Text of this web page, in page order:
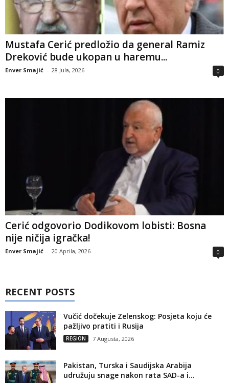
Mustafa Cerić predložio da general Ramiz
Dreković bude ukopan u haremu...
Enver Smajić - 28 Jula, 2026 0
Cerić odgovorio Dodikovom lobisti: Bosna
nije ničija igračka!
Enver Smajić - 20 Aprila, 2026 0
RECENT POSTS
Vučić dočekuje Zelenskog: Posjeta koju će
pažljivo pratiti i Rusija
REGION 7 Augusta, 2026
Pakistan, Turska i Saudijska Arabija
udružuju snage nakon rata SAD-a i...